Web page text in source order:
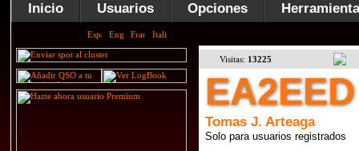
Inicio Usuarios Opciones
Visitas: 13225
EA2EED
Tomas J. Arteaga
Solo para usuarios registrados